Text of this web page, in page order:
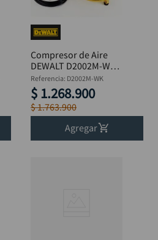
Compresor de Aire
DEWALT D2002M-WK 6
Gal / 1.5 HP / 120V
Referencia: D2002M-WK
$ 1.268.900
$1.763.900
Agregar